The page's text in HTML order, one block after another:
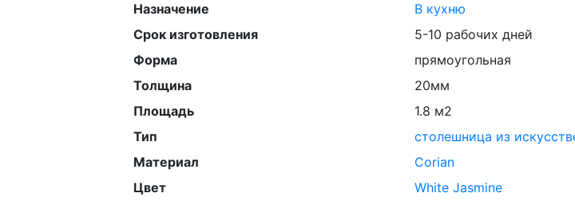
Назначение
В кухню
Срок изготовления
5-10 рабочих дней
Форма
прямоугольная
Толщина
20мм
Площадь
1.8 м2
Тип
столешница из
Материал
Corian
Цвет
White Jasmine